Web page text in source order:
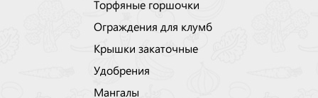
Торфяные горшочки
Ограждения для клумб
Крышки закаточные
Удобрения
Мангалы